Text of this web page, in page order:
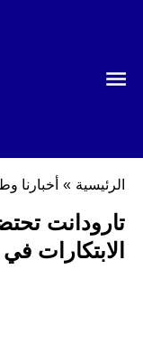
الرئيسية » أخبارنا
تارودانت
الابتكارات